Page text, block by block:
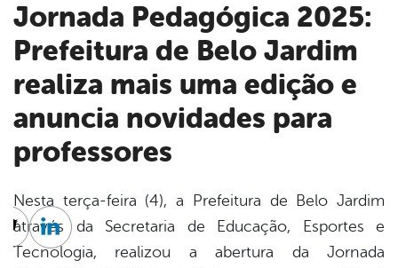
Jornada Pedagógica 2025:
Prefeitura de Belo Jardim
realiza mais uma edição e
anuncia novidades para
professores
Nesta terça-feira (4), a Prefeitura de Belo Jardim
através da Secretaria de Educação, Esportes e
Tecnologia, realizou a abertura da Jornada
Twitter
Linkedin